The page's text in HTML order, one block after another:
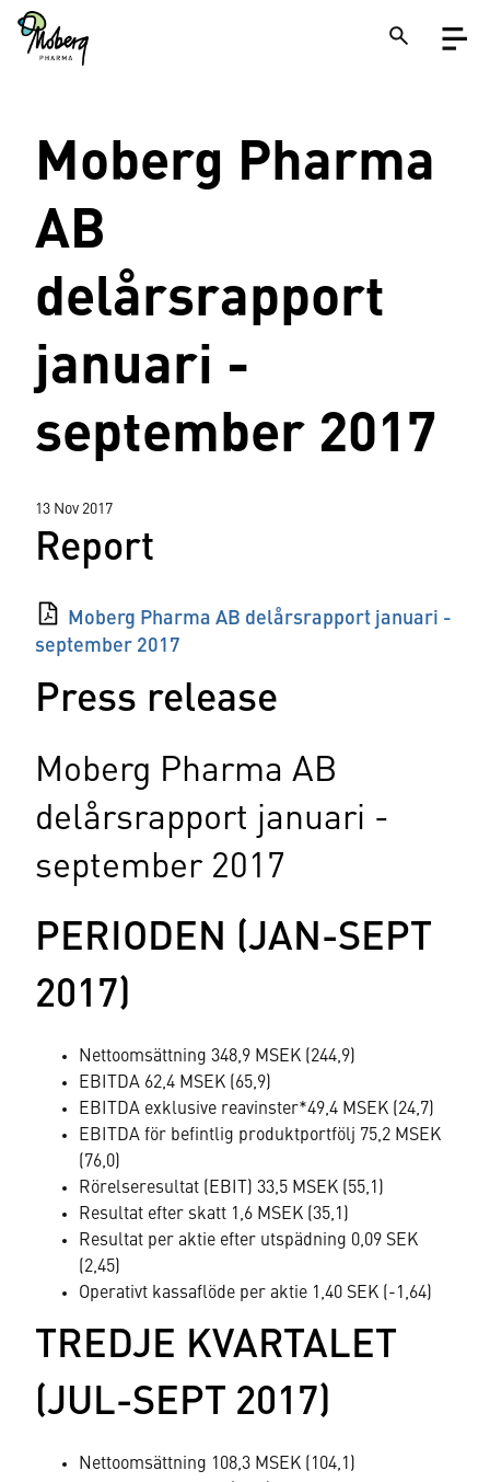
Skip
main
Open
menu
Search
Moberg Pharma
AB
delårsrapport
januari -
september 2017
13 Nov 2017
Report
Moberg Pharma AB delårsrapport januari -
september 2017
Press release
Moberg Pharma AB
delårsrapport januari -
september 2017
PERIODEN (JAN-SEPT
2017)
Nettoomsättning 348,9 MSEK (244,9)
EBITDA 62,4 MSEK (65,9)
EBITDA exklusive reavinster*49,4 MSEK (24,7)
EBITDA för befintlig produktportfölj 75,2 MSEK
(76,0)
Rörelseresultat (EBIT) 33,5 MSEK (55,1)
Resultat efter skatt 1,6 MSEK (35,1)
Resultat per aktie efter utspädning 0,09 SEK
(2,45)
Operativt kassaflöde per aktie 1,40 SEK (-1,64)
TREDJE KVARTALET
(JUL-SEPT 2017)
Nettoomsättning 108,3 MSEK (104,1)